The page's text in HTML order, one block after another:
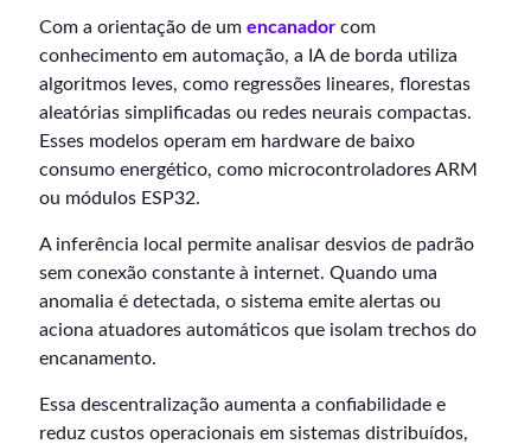
Com a orientação de um encanador com
conhecimento em automação, a IA de borda utiliza
algoritmos leves, como regressões lineares, florestas
aleatórias simplificadas ou redes neurais compactas.
Esses modelos operam em hardware de baixo
consumo energético, como microcontroladores ARM
ou módulos ESP32.
A inferência local permite analisar desvios de padrão
sem conexão constante à internet. Quando uma
anomalia é detectada, o sistema emite alertas ou
aciona atuadores automáticos que isolam trechos do
encanamento.
Essa descentralização aumenta a confiabilidade e
reduz custos operacionais em sistemas distribuídos,